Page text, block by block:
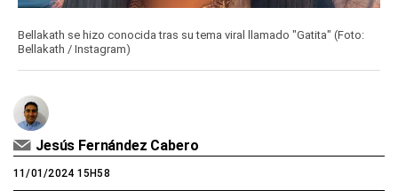
Bellakath se hizo conocida tras su tema viral llamado "Gatita" (Foto:
Bellakath / Instagram)
Jesús Fernández Cabero
11/01/2024 15H58